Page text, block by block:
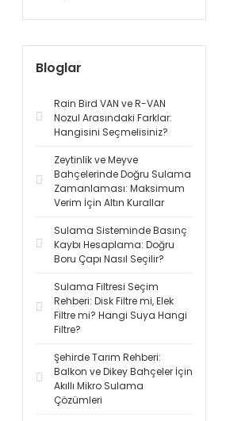
Bloglar
Rain Bird VAN ve R-VAN
Nozul Arasındaki Farklar:
Hangisini Seçmelisiniz?
Zeytinlik ve Meyve
Bahçelerinde Doğru Sulama
Zamanlaması: Maksimum
Verim İçin Altın Kurallar
Sulama Sisteminde Basınç
Kaybı Hesaplama: Doğru
Boru Çapı Nasıl Seçilir?
Sulama Filtresi Seçim
Rehberi: Disk Filtre mi, Elek
Filtre mi? Hangi Suya Hangi
Filtre?
Şehirde Tarım Rehberi:
Balkon ve Dikey Bahçeler İçin
Akıllı Mikro Sulama
Çözümleri